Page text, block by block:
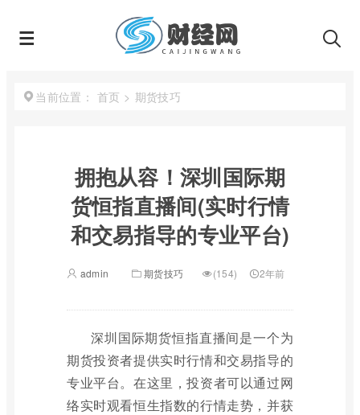
当前位置： 首页 > 期货技巧
拥抱从容！深圳国际期
货恒指直播间(实时行情
和交易指导的专业平台)
admin 期货技巧 (154) 2年前
深圳国际期货恒指直播间是一个为
期货投资者提供实时行情和交易指导的
专业平台。在这里，投资者可以通过网
络实时观看恒生指数的行情走势，并获